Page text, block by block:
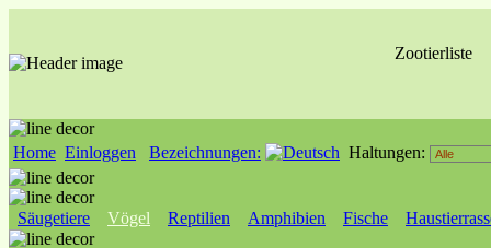
Zootierliste
Home Einloggen Bezeichnungen: Haltungen:
Säugetiere Vögel Reptilien Amphibien Fische